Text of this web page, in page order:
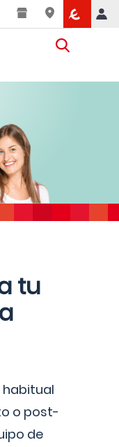
tu
habitual
o post-
de